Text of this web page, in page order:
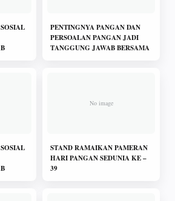
PENTINGNYA PANGAN DAN
PERSOALAN PANGAN JADI
TANGGUNG JAWAB BERSAMA
STAND RAMAIKAN PAMERAN
HARI PANGAN SEDUNIA KE –
39